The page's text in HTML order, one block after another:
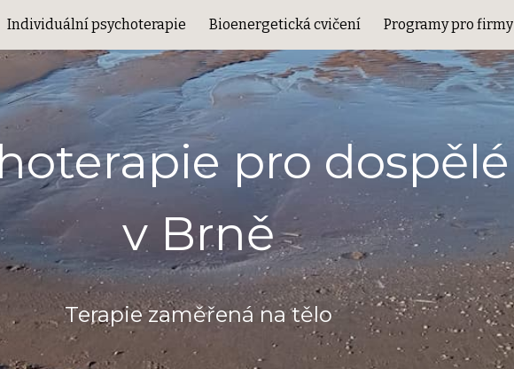
to main content Skip to navigation
Individuální psychoterapie Bioenergetická cvičení Programy pro firmy
pro dospělé
v Brně
Terapiezaměřená na tělo